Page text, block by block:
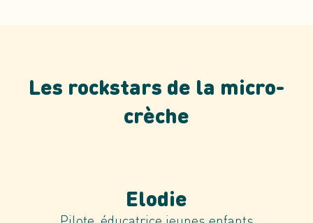
Les rockstars de la micro-
crèche
Elodie